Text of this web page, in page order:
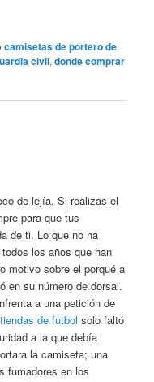
camisetas de portero de
civil,donde comprar
de lejía. Si realizas el
para que tus
de ti. Lo que no ha
los años que han
motivo sobre el porqué a
en su número de dorsal.
a una petición de
tiendas de futbol solo faltó
a la que debía
la camiseta; una
fumadores en los